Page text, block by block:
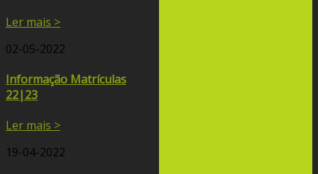
Ler mais >
02-05-2022
Informação Matrículas
22|23
Ler mais >
19-04-2022